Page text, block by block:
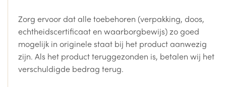
Zorg ervoor dat alle toebehoren (verpakking, doos,
echtheidscertificaat en waarborgbewijs) zo goed
mogelijk in originele staat bij het product aanwezig
zijn. Als het product teruggezonden is, betalen wij het
verschuldigde bedrag terug.